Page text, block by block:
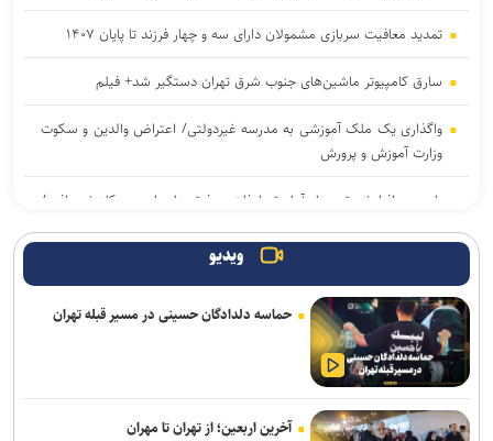
تمدید معافیت سربازی مشمولان دارای سه و چهار فرزند تا پایان ۱۴۰۷
سارق کامپیوتر ماشین‌های جنوب شرق تهران دستگیر شد+ فیلم
واگذاری یک ملک آموزشی به مدرسه غیردولتی/ اعتراض والدین و سکوت
وزارت آموزش و پرورش
با وجود افزایش ترددها، آمار تصادفات و فوتی‌های اربعین کاهش یافت/
امروز
حریق ۳ سوله در شهرک صنعتی شمس‌آباد با ۲۶ مصدوم
وزیر بهداشت: سلامت مردم مناطق صنعتی به‌صورت مستمر رصد می‌شود
ویدیو
حماسه دلدادگان حسینی در مسیر قبله تهران
آخرین اربعین؛ از تهران تا مهران